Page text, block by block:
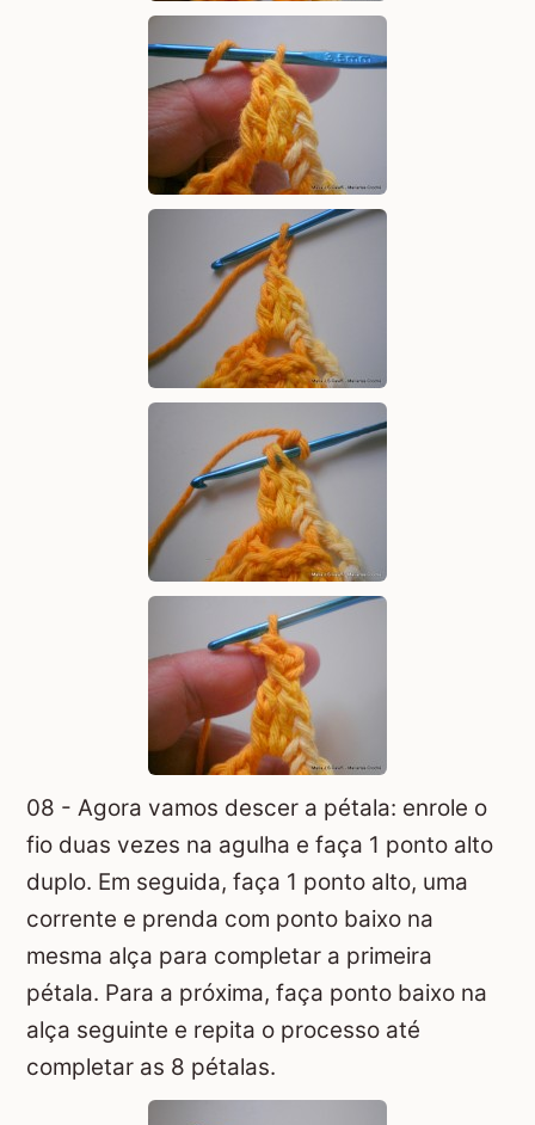
08 - Agora vamos descer a pétala: enrole o
fio duas vezes na agulha e faça 1 ponto alto
duplo. Em seguida, faça 1 ponto alto, uma
corrente e prenda com ponto baixo na
mesma alça para completar a primeira
pétala. Para a próxima, faça ponto baixo na
alça seguinte e repita o processo até
completar as 8 pétalas.